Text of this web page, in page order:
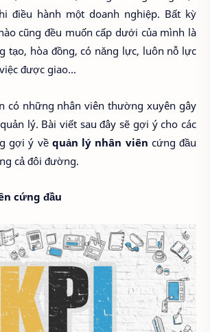
điều hành một doanh nghiệp. Bất kỳ
cũng đều muốn cấp dưới của mình là
tạo, hòa đồng, có năng lực, luôn nỗ lực
được giao...
có những nhân viên thường xuyên gây
lý. Bài viết sau đây sẽ gợi ý cho các
gợi ý về quản lý nhân viên cứng đầu
cả đôi đường.
cứng đầu